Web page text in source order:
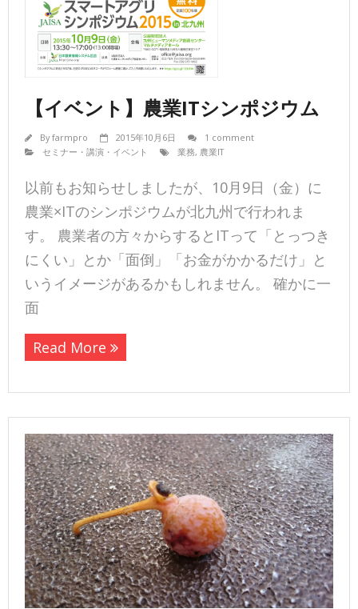
【イベント】農業ITシンポジウム
Byfarmpro 2015年10月6日
1 comment
セミナー・講演・イベント
業務, 農業IT
以前もお知らせしましたが、10月9日（金）に
農業×ITのシンポジウムが北九州で行われま
す。 農業者の方々からするとITって「とっつき
にくい」とか「面倒」「お金がかかるだけ」と
いうイメージがあるかもしれません。 確かに一
面
Read More